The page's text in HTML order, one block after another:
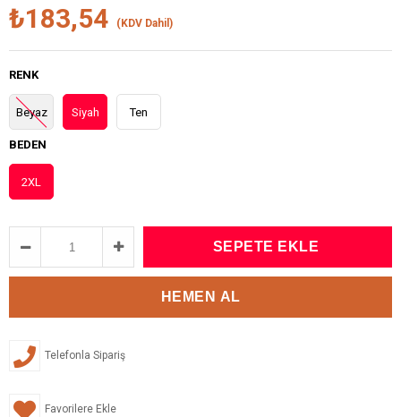
₺183,54 (KDV Dahil)
RENK
Beyaz Siyah Ten
BEDEN
2XL
Telefonla Sipariş
Favorilere Ekle